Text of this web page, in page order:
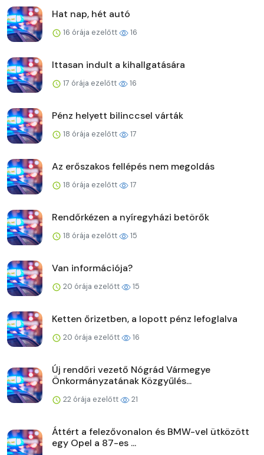
Hat nap, hét autó
16 órája ezelőtt 16
Ittasan indult a kihallgatására
17 órája ezelőtt 16
Pénz helyett bilinccsel várták
18 órája ezelőtt 17
Az erőszakos fellépés nem megoldás
18 órája ezelőtt 17
Rendőrkézen a nyíregyházi betörők
18 órája ezelőtt 15
Van információja?
20 órája ezelőtt 15
Ketten őrizetben, a lopott pénz lefoglalva
20 órája ezelőtt 16
Új rendőri vezető Nógrád Vármegye
Önkormányzatának Közgyűlés...
22 órája ezelőtt 21
Áttért a felezővonalon és BMW-vel ütközött
egy Opel a 87-es ...